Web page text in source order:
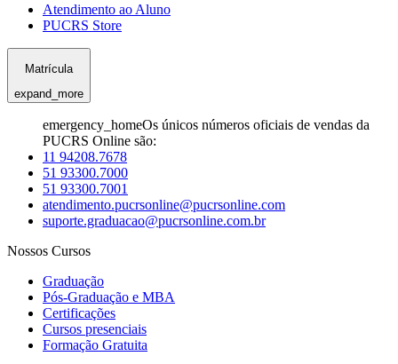
Atendimento ao Aluno
PUCRS Store
Matrícula
expand_more
emergency_homeOs únicos números oficiais de vendas da
PUCRS Online são:
11 94208.7678
51 93300.7000
51 93300.7001
atendimento.pucrsonline@pucrsonline.com
suporte.graduacao@pucrsonline.com.br
Nossos Cursos
Graduação
Pós-Graduação e MBA
Certificações
Cursos presenciais
Formação Gratuita